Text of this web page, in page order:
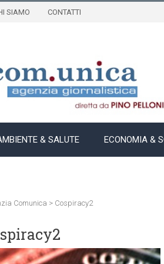
SIAMO CONTATTI
& SALUTE ECONOMIA &
Comunica > Cospiracy2